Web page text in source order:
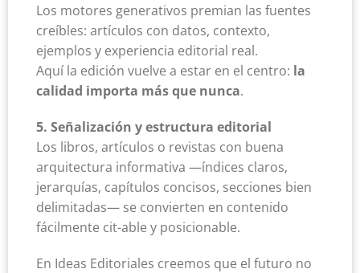
Los motores generativos premian las fuentes
creíbles: artículos con datos, contexto,
ejemplos y experiencia editorial real.
Aquí la edición vuelve a estar en el centro: la
calidad importa más que nunca.
5. Señalización y estructura editorial
Los libros, artículos o revistas con buena
arquitectura informativa —índices claros,
jerarquías, capítulos concisos, secciones bien
delimitadas— se convierten en contenido
fácilmente cit-able y posicionable.
En Ideas Editoriales creemos que el futuro no